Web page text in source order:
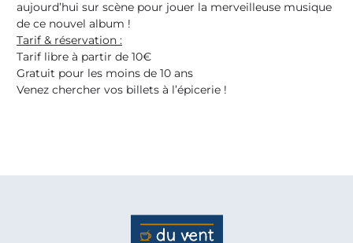
aujourd’hui sur scène pour jouer la merveilleuse musique
de ce nouvel album !
Tarif & réservation :
Tarif libre à partir de 10€
Gratuit pour les moins de 10 ans
Venez chercher vos billets à l’épicerie !